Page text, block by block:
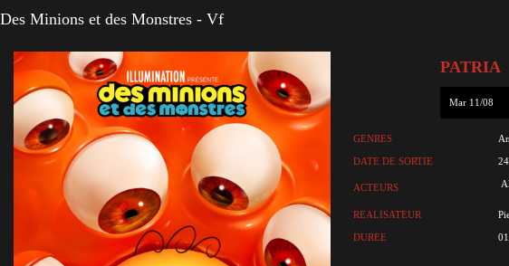
Des Minions et des Monstres - Vf
PATRIA
Mar 11/08
GENRES
DATE DE SORTIE
ACTEURS
REALISATEUR
DUREE